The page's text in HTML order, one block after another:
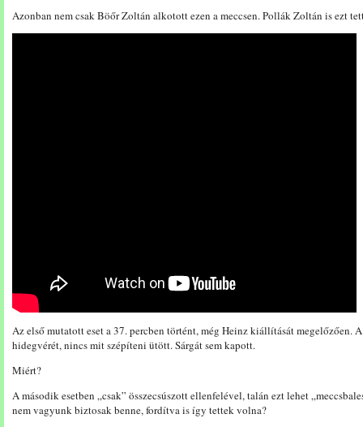
Azonban nem csak Böőr Zoltán alkotott ezen a meccsen. Pollák Zoltán is ezt
Az első mutatott eset a 37. percben történt, még Heinz kiállítását megelőzően.
hidegvérét, nincs mit szépíteni ütött. Sárgát sem kapott.
Miért?
A második esetben „csak” összecsúszott ellenfelével, talán ezt lehet
nem vagyunk biztosak benne, fordítva is így tettek volna?